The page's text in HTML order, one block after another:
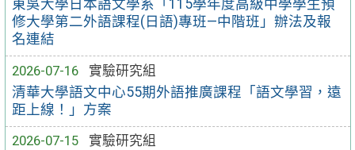
東吳大學日本語文學系「115學年度高級中學學生預
修大學第二外語課程(日語)專班—中階班」辦法及報
名連結
2026-07-16
實驗研究組
清華大學語文中心55期外語推廣課程「語文學習，遠
距上線！」方案
2026-07-15
實驗研究組